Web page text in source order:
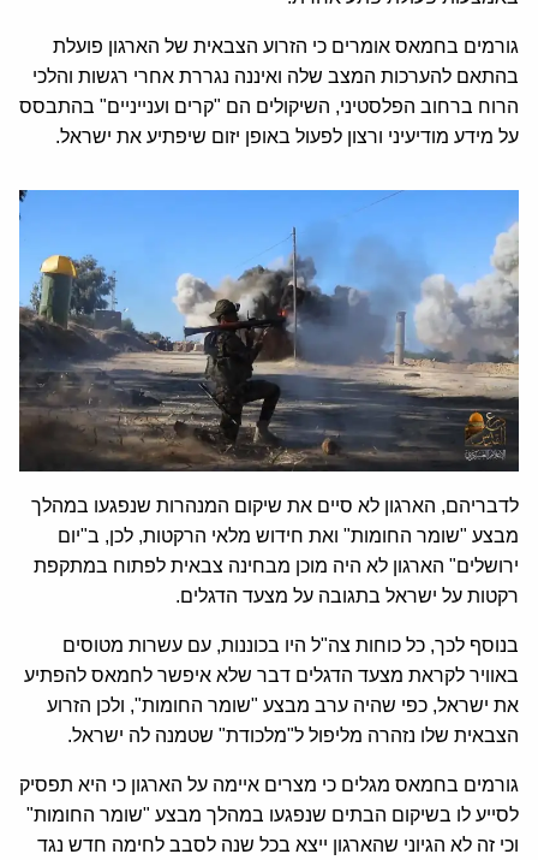
גורמים בחמאס אומרים כי הזרוע הצבאית של הארגון פועלת
בהתאם להערכות המצב שלה ואיננה נגררת אחרי רגשות והלכי
הרוח ברחוב הפלסטיני, השיקולים הם "קרים וענייניים" בהתבסס
על מידע מודיעיני ורצון לפעול באופן יזום שיפתיע את ישראל.
לדבריהם, הארגון לא סיים את שיקום המנהרות שנפגעו במהלך
מבצע "שומר החומות" ואת חידוש מלאי הרקטות, לכן, ב"יום
ירושלים" הארגון לא היה מוכן מבחינה צבאית לפתוח במתקפת
רקטות על ישראל בתגובה על מצעד הדגלים.
בנוסף לכך, כל כוחות צה"ל היו בכוננות, עם עשרות מטוסים
באוויר לקראת מצעד הדגלים דבר שלא איפשר לחמאס להפתיע
את ישראל, כפי שהיה ערב מבצע "שומר החומות", ולכן הזרוע
הצבאית שלו נזהרה מליפול ל"מלכודת" שטמנה לה ישראל.
גורמים בחמאס מגלים כי מצרים איימה על הארגון כי היא תפסיק
לסייע לו בשיקום הבתים שנפגעו במהלך מבצע "שומר החומות"
וכי זה לא הגיוני שהארגון ייצא בכל שנה לסבב לחימה חדש נגד